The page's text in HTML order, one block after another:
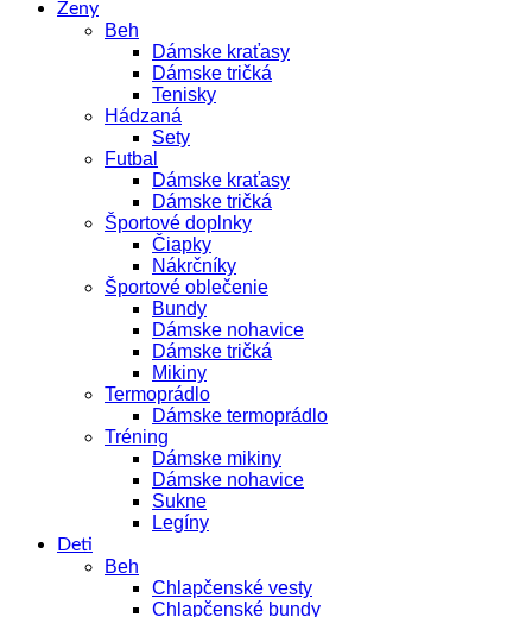
Ženy
Beh
Dámske kraťasy
Dámske tričká
Tenisky
Hádzaná
Sety
Futbal
Dámske kraťasy
Dámske tričká
Športové doplnky
Čiapky
Nákrčníky
Športové oblečenie
Bundy
Dámske nohavice
Dámske tričká
Mikiny
Termoprádlo
Dámske termoprádlo
Tréning
Dámske mikiny
Dámske nohavice
Sukne
Legíny
Deti
Beh
Chlapčenské vesty
Chlapčenské bundy